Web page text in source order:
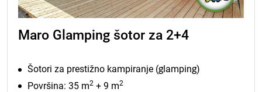
Maro Glamping šotor za 2+4
Šotori za prestižno kampiranje (glamping)
Površina: 35 m2 + 9 m2